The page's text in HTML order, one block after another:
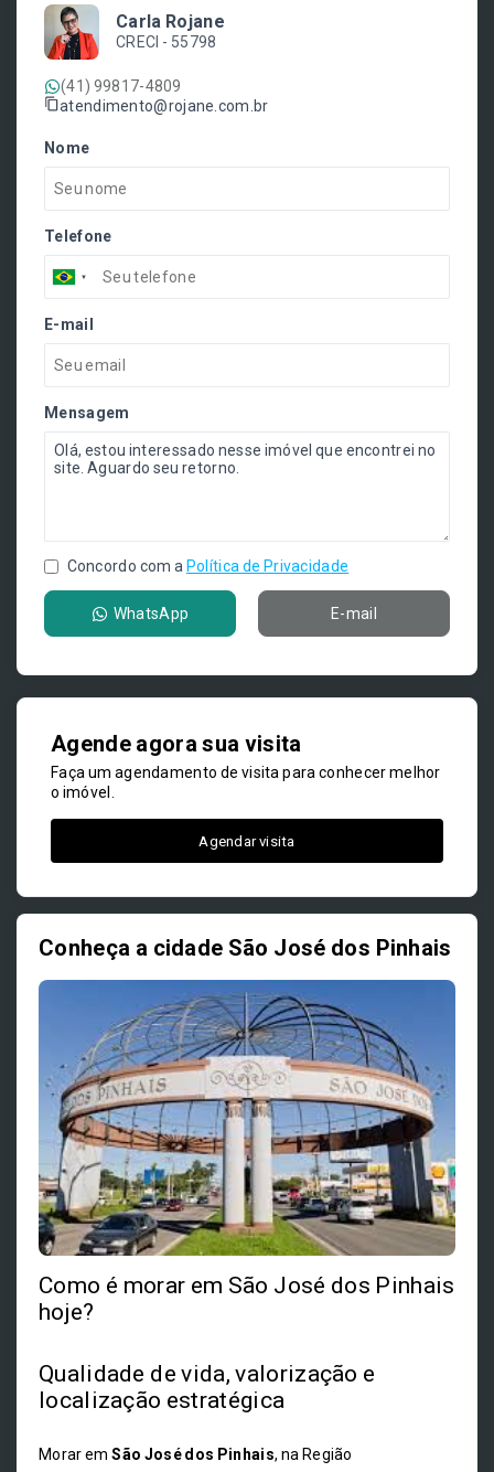
Carla Rojane
CRECI - 55798
(41) 99817-4809
atendimento@rojane.com.br
Nome
Telefone
E-mail
Mensagem
Concordo com a Política de Privacidade
WhatsApp E-mail
Agende agora sua visita
Faça um agendamento de visita para conhecer melhor
o imóvel.
Agendar visita
Conheça a cidade São José dos Pinhais
Como é morar em São José dos Pinhais
hoje?
Qualidade de vida, valorização e
localização estratégica
Morar emSão José dos Pinhais, na Região